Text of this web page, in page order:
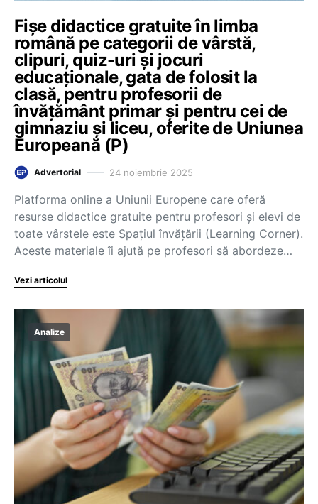
Fișe didactice gratuite în limba
română pe categorii de vârstă,
clipuri, quiz-uri și jocuri
educaționale, gata de folosit la
clasă, pentru profesorii de
învățământ primar și pentru cei de
gimnaziu și liceu, oferite de Uniunea
Europeană (P)
Advertorial 24 noiembrie 2025
Platforma online a Uniunii Europene care oferă
resurse didactice gratuite pentru profesori și elevi de
toate vârstele este Spațiul învățării (Learning Corner).
Aceste materiale îi ajută pe profesori să abordeze…
Vezi articolul
Analize